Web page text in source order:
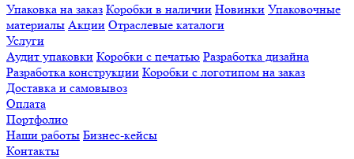
Упаковка на заказ Коробки в наличии Новинки Упаковочные
материалы Акции Отраслевые каталоги
Услуги
Аудит упаковки Коробки с печатью Разработка дизайна
Разработка конструкции Коробки с логотипом на заказ
Доставка и самовывоз
Оплата
Портфолио
Наши работы Бизнес-кейсы
Контакты